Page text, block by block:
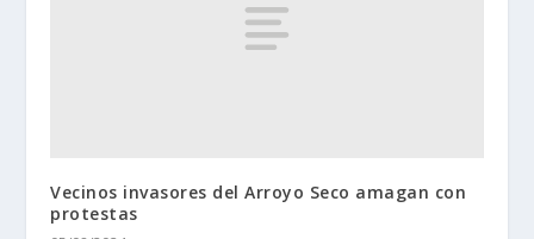
Vecinos invasores del Arroyo Seco amagan con
protestas